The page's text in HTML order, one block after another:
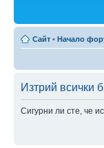
Сайт • Начало
Изтрий всички
Сигурни ли сте, че